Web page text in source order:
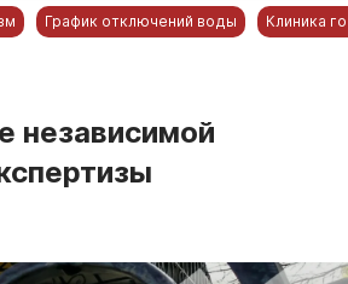
График отключений воды Клиника
независимой